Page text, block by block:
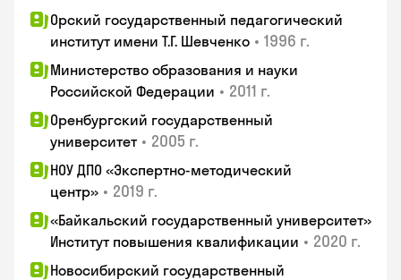
Орский государственный педагогический
институт имени Т.Г. Шевченко • 1996 г.
Министерство образования и науки
Российской Федерации • 2011 г.
Оренбургский государственный
университет • 2005 г.
НОУ ДПО «Экспертно-методический
центр» • 2019 г.
«Байкальский государственный университет»
Институт повышения квалификации • 2020 г.
Новосибирский государственный